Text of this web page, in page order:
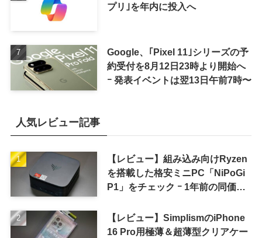
プリ｣を年内に投入へ
Google、｢Pixel 11｣シリーズの予
約受付を8月12日23時より開始へ
ｰ 発表イベントは翌13日午前7時〜
人気レビュー記事
【レビュー】組み込み向けRyzen
を搭載した格安ミニPC「NiPoGi
P1」をチェック ｰ 1年前の同価格
【レビュー】SimplismのiPhone
16 Pro用極薄＆超薄型クリアケー